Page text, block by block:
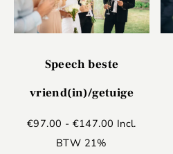
Speech beste
vriend(in)/getuige
€97.00 - €147.00 Incl.
BTW 21%